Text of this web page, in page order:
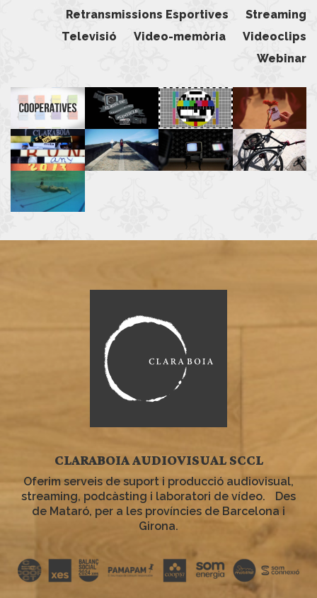
Retransmissions Esportives
Streaming
Televisió
Video-memòria
Videoclips
Webinar
CLARABOIA AUDIOVISUAL SCCL
Oferim serveis de suport i producció audiovisual,
streaming, podcàsting i laboratori de vídeo. Des
de Mataró, per a les províncies de Barcelona i
Girona.